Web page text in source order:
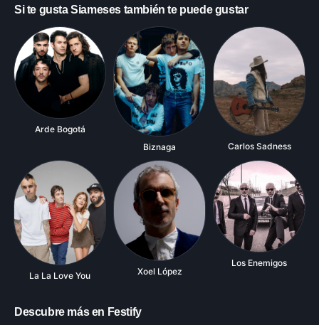
Si te gustaSiameses también te puede gustar
Arde Bogotá
Biznaga
Carlos Sadness
La La Love You Xoel López
Los Enemigos
Descubre más en Festify